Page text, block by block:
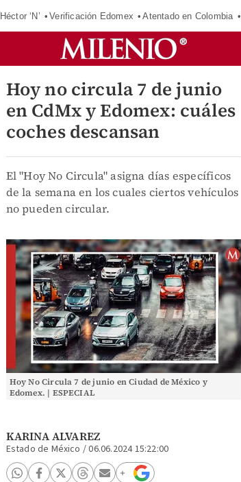
Héctor ‘N’ Verificación Edomex Atentado en Colombia
Hoy no circula 7 de junio
en CdMx y Edomex: cuáles
coches descansan
El "Hoy No Circula" asigna días específicos
de la semana en los cuales ciertos vehículos
no pueden circular.
Hoy No Circula 7 de junio en Ciudad de México y
Edomex. | ESPECIAL
KARINA ALVAREZ
Estado de México /06.06.2024 15:22:00